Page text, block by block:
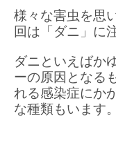
様々な害虫を思
回は「ダニ」に
ダニといえばか
ーの原因となる
れる感染症にか
な種類もいます。